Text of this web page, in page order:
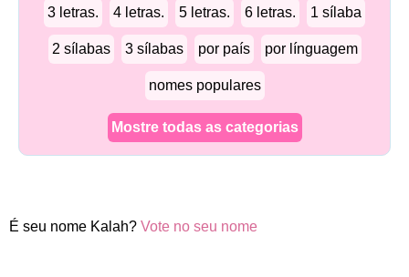
3 letras. 4 letras. 5 letras. 6 letras. 1 sílaba
2 sílabas 3 sílabas por país por línguagem
nomes populares
Mostre todas as categorias
É seu nome Kalah? Vote no seu nome